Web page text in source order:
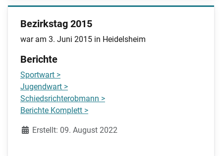
Bezirkstag 2015
war am 3. Juni 2015 in Heidelsheim
Berichte
Sportwart >
Jugendwart >
Schiedsrichterobmann >
Berichte Komplett >
DetailsErstellt: 09. August 2022